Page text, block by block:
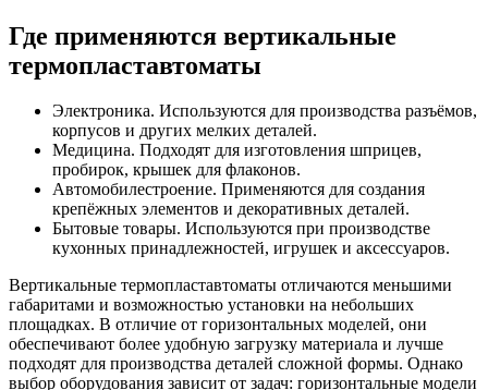
Где применяются вертикальные
термопластавтоматы
Электроника. Используются для производства разъёмов,
корпусов и других мелких деталей.
Медицина. Подходят для изготовления шприцев,
пробирок, крышек для флаконов.
Автомобилестроение. Применяются для создания
крепёжных элементов и декоративных деталей.
Бытовые товары. Используются при производстве
кухонных принадлежностей, игрушек и аксессуаров.
Вертикальные термопластавтоматы отличаются меньшими
габаритами и возможностью установки на небольших
площадках. В отличие от горизонтальных моделей, они
обеспечивают более удобную загрузку материала и лучше
подходят для производства деталей сложной формы. Однако
выбор оборудования зависит от задач: горизонтальные модели